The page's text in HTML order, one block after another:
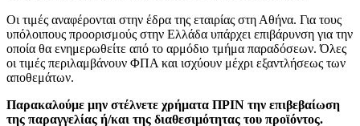
Οι τιμές αναφέρονται στην έδρα της εταιρίας στη Αθήνα. Για τους
υπόλοιπους προορισμούς στην Ελλάδα υπάρχει επιβάρυνση για την
οποία θα ενημερωθείτε από το αρμόδιο τμήμα παραδόσεων. Όλες
οι τιμές περιλαμβάνουν ΦΠΑ και ισχύουν μέχρι εξαντλήσεως των
αποθεμάτων.
Παρακαλούμε μην στέλνετε χρήματα ΠΡΙΝ την επιβεβαίωση
της παραγγελίας ή/και της διαθεσιμότητας του προϊόντος.